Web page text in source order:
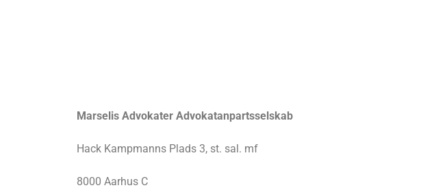
Marselis Advokater Advokatanpartsselskab
Hack Kampmanns Plads 3, st. sal. mf
8000 Aarhus C